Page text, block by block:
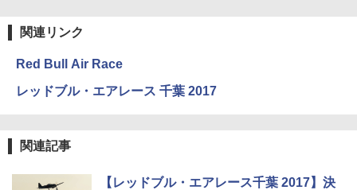
関連リンク
Red Bull Air Race
レッドブル・エアレース 千葉 2017
関連記事
【レッドブル・エアレース千葉 2017】決